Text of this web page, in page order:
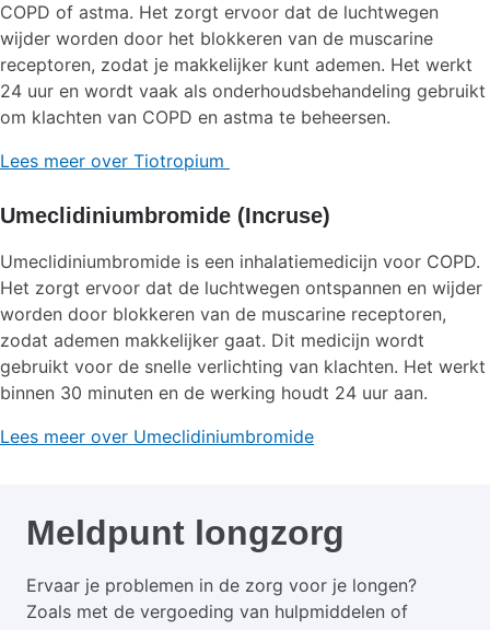
COPD of astma. Het zorgt ervoor dat de luchtwegen
wijder worden door het blokkeren van de muscarine
receptoren, zodat je makkelijker kunt ademen. Het werkt
24 uur en wordt vaak als onderhoudsbehandeling gebruikt
om klachten van COPD en astma te beheersen.
Lees meer over Tiotropium
Umeclidiniumbromide (Incruse)
Umeclidiniumbromide is een inhalatiemedicijn voor COPD.
Het zorgt ervoor dat de luchtwegen ontspannen en wijder
worden door blokkeren van de muscarine receptoren,
zodat ademen makkelijker gaat. Dit medicijn wordt
gebruikt voor de snelle verlichting van klachten. Het werkt
binnen 30 minuten en de werking houdt 24 uur aan.
Lees meer over Umeclidiniumbromide
Meldpunt longzorg
Ervaar je problemen in de zorg voor je longen?
Zoals met de vergoeding van hulpmiddelen of